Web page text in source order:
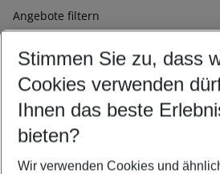
Angebote filtern
Ändern Sie Ihre Kriterien nach Ihren
Abflughafen wählen
Beliebiger Abflughafen
Reisezeitraum wählen
08.08.26– 06.08.27 5-8
2 Erwachsene Keine Kinder
Stimmen Sie zu, dass
Cookies verwenden
Ihnen das beste
bieten?
Wir verwenden Cookies und